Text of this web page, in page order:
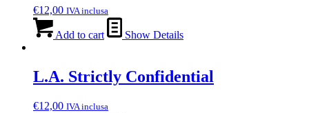
€12,00 IVA inclusa
Add to cart Show Details
L.A. Strictly Confidential
€12,00 IVA inclusa